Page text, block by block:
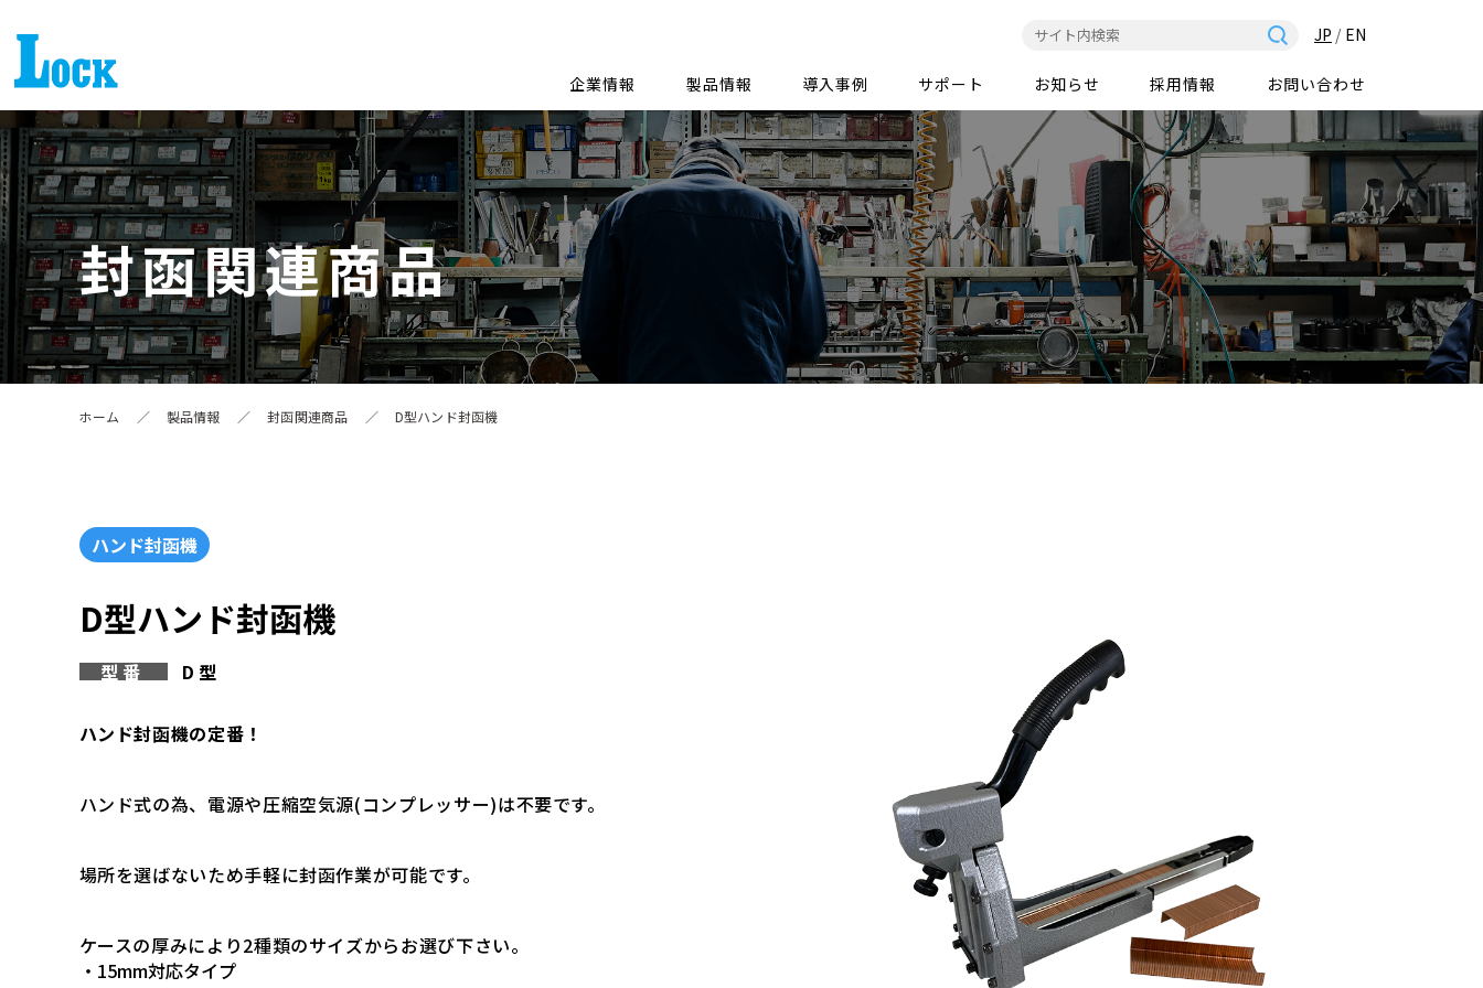
JP / EN
企業情報 製品情報 導入事例 サポート お知らせ 採用情報 お問い合わせ
封函関連商品
ホーム ／ 製品情報 ／ 封函関連商品 ／ D型ハンド封函機
ハンド封函機
D型ハンド封函機
型番 D型
ハンド封函機の定番！
ハンド式の為、電源や圧縮空気源(コンプレッサー)は不要です。
場所を選ばないため手軽に封函作業が可能です。
ケースの厚みにより2種類のサイズからお選び下さい。
・15mm対応タイプ